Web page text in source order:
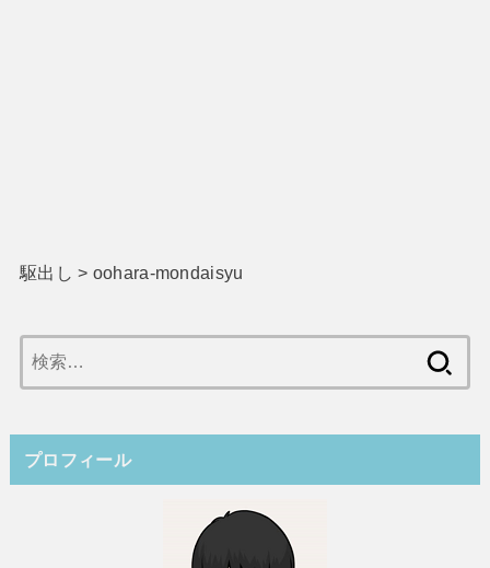
駆出し > oohara-mondaisyu
索:
プロフィール